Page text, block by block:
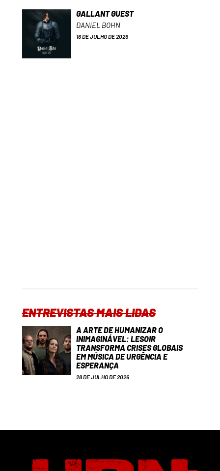
GALLANT GUEST
DANIEL BOHN
16 DE JULHO DE 2026
ENTREVISTAS MAIS LIDAS
A ARTE DE HUMANIZAR O
INIMAGINÁVEL: LESOIR
TRANSFORMA CRISES GLOBAIS
EM MÚSICA DE URGÊNCIA E
ESPERANÇA
28 DE JULHO DE 2026